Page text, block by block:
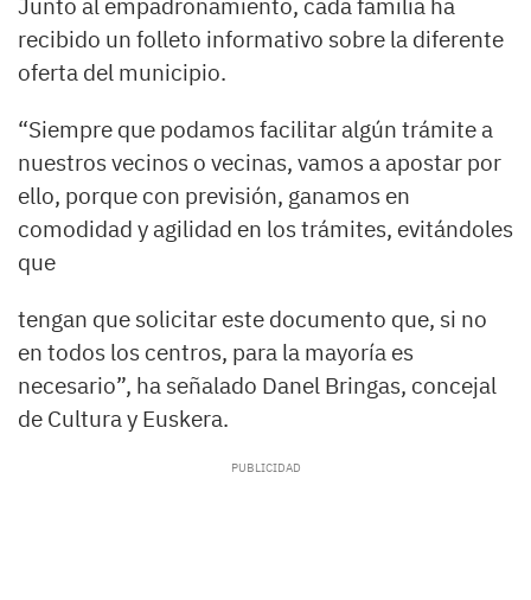
Junto al empadronamiento, cada familia ha
recibido un folleto informativo sobre la diferente
oferta del municipio.
“Siempre que podamos facilitar algún trámite a
nuestros vecinos o vecinas, vamos a apostar por
ello, porque con previsión, ganamos en
comodidad y agilidad en los trámites, evitándoles
que
tengan que solicitar este documento que, si no
en todos los centros, para la mayoría es
necesario”, ha señalado Danel Bringas, concejal
de Cultura y Euskera.